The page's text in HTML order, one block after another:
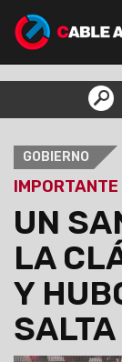
GOBIERNO
UN
LA
Y